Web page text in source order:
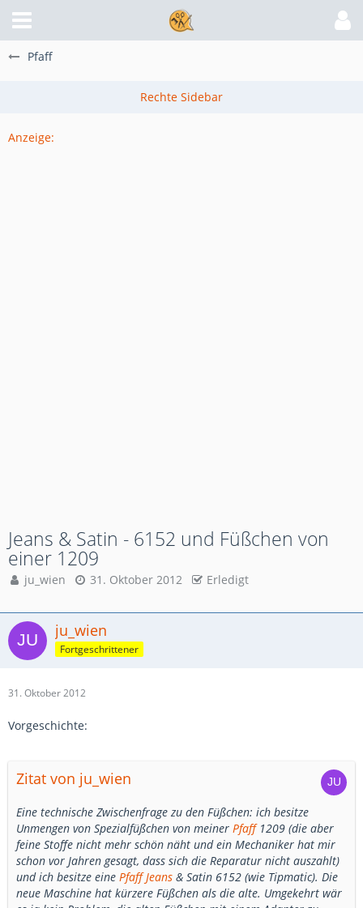
Pfaff
Anzeige:
Jeans & Satin - 6152 und Füßchen von
einer 1209
ju_wien 31. Oktober 2012 Erledigt
ju_wien
Fortgeschrittener
31. Oktober 2012
Vorgeschichte:
Zitat von ju_wien
Eine technische Zwischenfrage zu den Füßchen: ich besitze
Unmengen von Spezialfüßchen von meiner Pfaff1209 (die aber
feine Stoffe nicht mehr schön näht und ein Mechaniker hat mir
schon vor Jahren gesagt, dass sich die Reparatur nicht auszahlt)
und ich besitze eine Pfaff Jeans & Satin 6152 (wie Tipmatic). Die
neue Maschine hat kürzere Füßchen als die alte. Umgekehrt wär